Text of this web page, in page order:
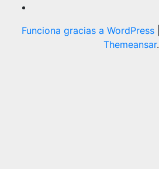
Funciona gracias a WordPress
Themeansar.